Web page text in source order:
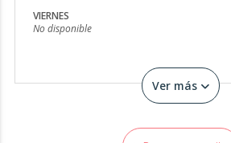
✨ Tarot de las hadas.
✨ Tarot Ryder Waite.
✨ Tarot del amor.
Tipos de consultas:
VIERNES
No disponible
Ver más